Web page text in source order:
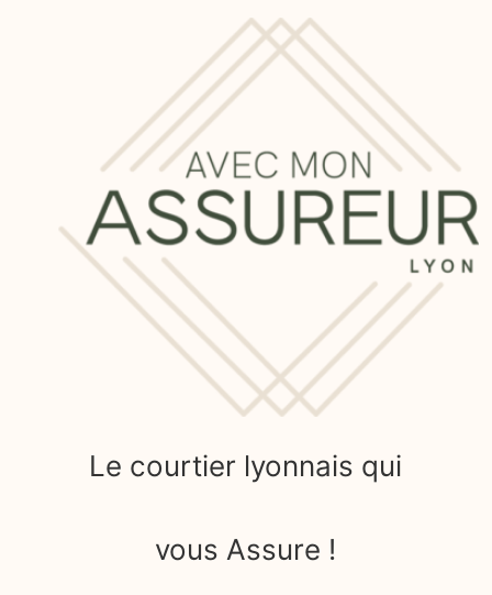
Le courtier lyonnais qui
vous Assure !